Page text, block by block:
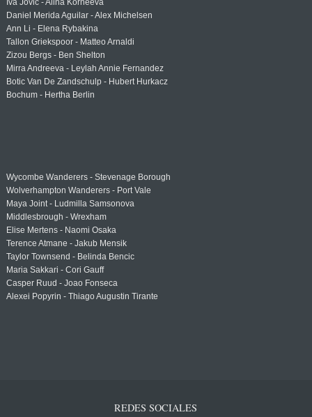
Iva Jovic - Alina Korneeva
Daniel Merida Aguilar - Alex Michelsen
Ann Li - Elena Rybakina
Tallon Griekspoor - Matteo Arnaldi
Zizou Bergs - Ben Shelton
Mirra Andreeva - Leylah Annie Fernandez
Botic Van De Zandschulp - Hubert Hurkacz
Bochum - Hertha Berlin
Wycombe Wanderers - Stevenage Borough
Wolverhampton Wanderers - Port Vale
Maya Joint - Ludmilla Samsonova
Middlesbrough - Wrexham
Elise Mertens - Naomi Osaka
Terence Atmane - Jakub Mensik
Taylor Townsend - Belinda Bencic
Maria Sakkari - Cori Gauff
Casper Ruud - Joao Fonseca
Alexei Popyrin - Thiago Augustin Tirante
REDES SOCIALES